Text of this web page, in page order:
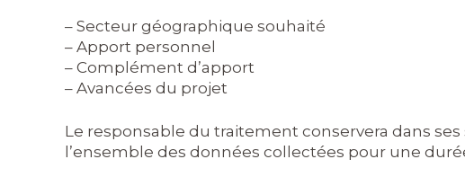
– Secteur géographique souhaité
– Apport personnel
– Complément d’apport
– Avancées du projet
Le responsable du traitement conservera dans
l’ensemble des données collectées pour une